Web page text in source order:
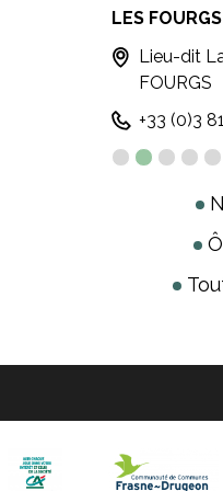
LES FOURGS
Lieu-dit
FOURGS
+33 (0)3